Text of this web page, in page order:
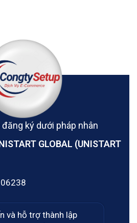
ký dưới pháp nhân
GLOBAL (UNISTART
và hỗ trợ thành lập